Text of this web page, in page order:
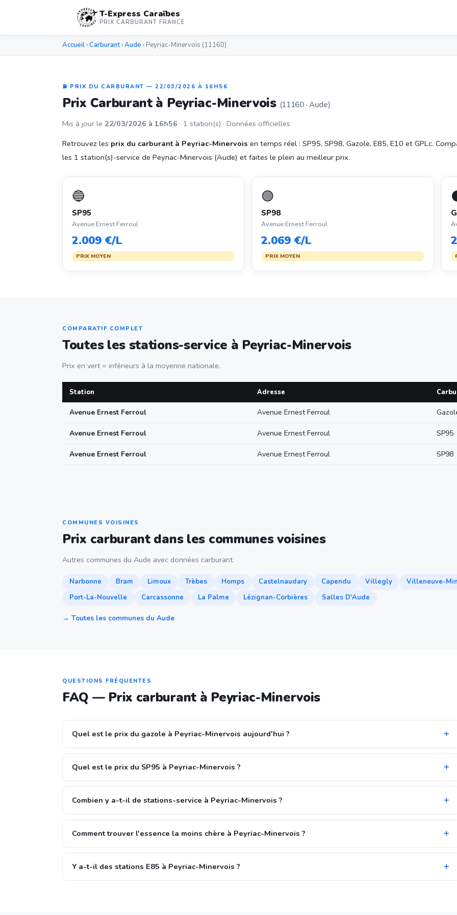
T-Express Caraïbes
PRIX CARBURANT FRANCE
Accueil ›Carburant›Aude › Peyriac-Minervois (11160)
⛽ PRIX DU CARBURANT — 22/03/2026 À 16H56
Prix Carburant à Peyriac-Minervois (11160 · Aude)
Mis à jour le 22/03/2026 à 16h56 · 1 station(s) · Données officielles
Retrouvez les prix du carburant à Peyriac-Minervois en temps réel : SP95, SP98, Gazole, E85, E10 et GPLc.
les 1 station(s)-service de Peyriac-Minervois (Aude) et faites le plein au meilleur prix.
🔵
SP95
Avenue Ernest Ferroul
2.009 €/L
PRIX MOYEN
🟣
SP98
Avenue Ernest Ferroul
2.069 €/L
PRIX MOYEN
COMPARATIF COMPLET
Toutes les stations-service à Peyriac-Minervois
Prix en vert = inférieurs à la moyenne nationale.
Station Adresse
Avenue Ernest Ferroul Avenue Ernest Ferroul
Avenue Ernest Ferroul Avenue Ernest Ferroul SP95
Avenue Ernest Ferroul Avenue Ernest Ferroul SP98
COMMUNES VOISINES
Prix carburant dans les communes voisines
Autres communes du Aude avec données carburant.
Narbonne Bram Limoux Trèbes Homps Castelnaudary Capendu Villegly Villeneuve-
Port-La-Nouvelle
Carcassonne La Palme Lézignan-Corbières Salles D'Aude
→ Toutes les communes du Aude
QUESTIONS FRÉQUENTES
FAQ — Prix carburant à Peyriac-Minervois
Quel est le prix du gazole à Peyriac-Minervois aujourd'hui ?
Quel est le prix du SP95 à Peyriac-Minervois ?
Combien y a-t-il de stations-service à Peyriac-Minervois ?
Comment trouver l'essence la moins chère à Peyriac-Minervois ?
Y a-t-il des stations E85 à Peyriac-Minervois ?